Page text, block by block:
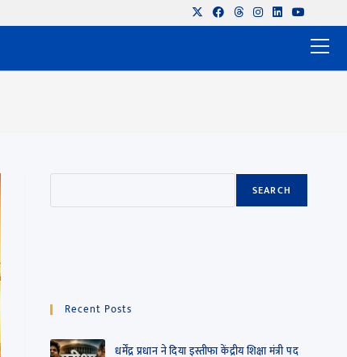
SEARCH
Recent Posts
धर्मेंद्र प्रधान ने दिया इस्तीफा केंद्रीय शिक्षा मंत्री पद